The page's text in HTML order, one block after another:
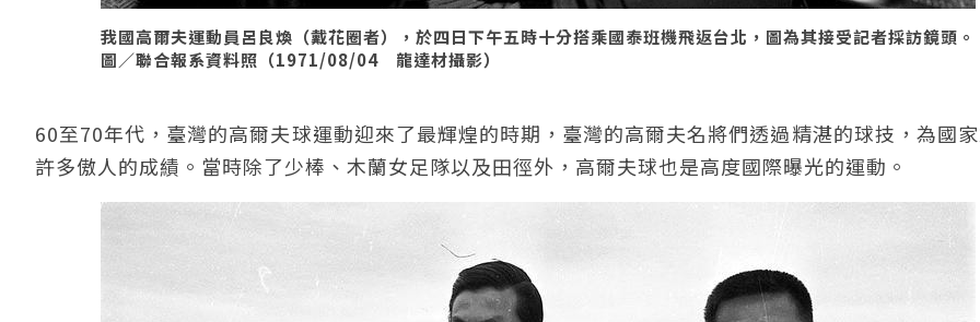
我國高爾夫運動員呂良煥（戴花圈者），於四日下午五時十分搭乘國泰班機飛返台北，圖為其接受記者採訪鏡頭。
圖／聯合報系資料照（1971/08/04 龍達材攝影）
60至70年代，臺灣的高爾夫球運動迎來了最輝煌的時期，臺灣的高爾夫名將們透過精湛的球技，為國
許多傲人的成績。當時除了少棒、木蘭女足隊以及田徑外，高爾夫球也是高度國際曝光的運動。